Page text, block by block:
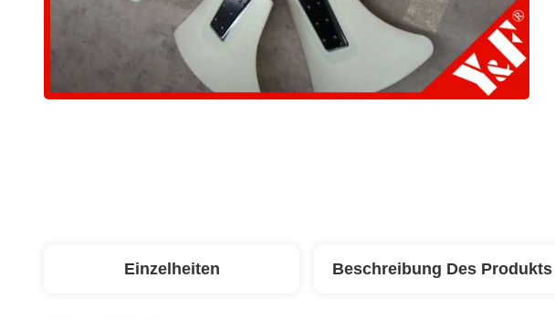
Einzelheiten Beschreibung Des Produkts